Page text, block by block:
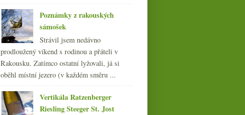
Poznámky z rakouských
sámošek
Strávil jsem nedávno
prodloužený víkend s rodinou a přáteli v
Rakousku. Zatímco ostatní lyžovali, já si
oběhl místní jezero (v každém směru ...
Vertikála Ratzenberger
Riesling Steeger St. Jost